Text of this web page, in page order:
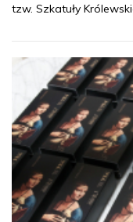
tzw. Szkatuły